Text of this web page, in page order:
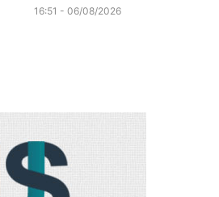
16:51 - 06/08/2026